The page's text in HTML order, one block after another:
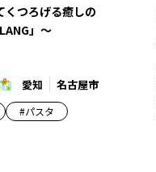
くつろげる癒しの
」～
愛知 名古屋市
#パスタ